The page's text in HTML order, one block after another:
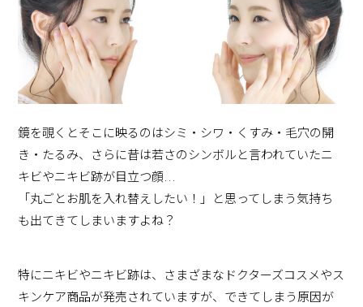
鏡を覗くとそこに映るのはシミ・シワ・くすみ・毛穴の開
き・たるみ、さらに昔は若さのシンボルと言われていたニ
キビやニキビ跡が目立つ顔…
「丸ごとお肌を入れ替えしたい！」と思ってしまう気持ち
も出てきてしまいますよね？
特にニキビやニキビ跡は、さまざまなドクターズコスメやス
キンケア商品が発売されていますが、できてしまう原因が